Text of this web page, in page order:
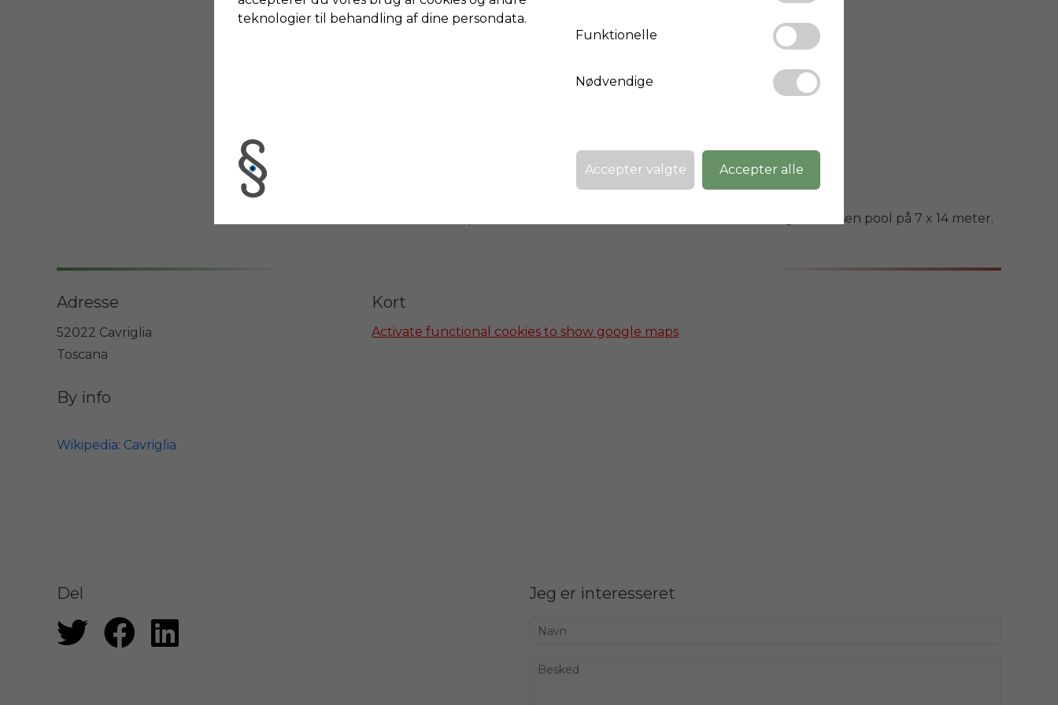
Lejlighed 2
Enkelt soveværelse med eget badeværelse.
Der er to pools i den smukke have, en til børn 4 x 14 meter og en voksen pool på 7 x 14 meter.
Adresse
52022 Cavriglia
Toscana
By info
Wikipedia: Cavriglia
Kort
Activate functional cookies to show google maps
Del Jeg er interesseret
teknologier til behandling af dine persondata.
Funktionelle
Nødvendige
Accepter valgte Accepter alle